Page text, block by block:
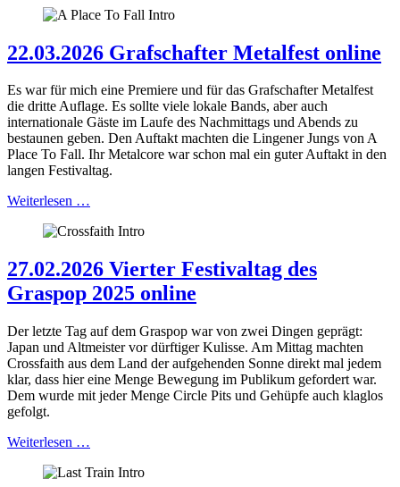
22.03.2026 Grafschafter Metalfest online
Es war für mich eine Premiere und für das Grafschafter Metalfest
die dritte Auflage. Es sollte viele lokale Bands, aber auch
internationale Gäste im Laufe des Nachmittags und Abends zu
bestaunen geben. Den Auftakt machten die Lingener Jungs von A
Place To Fall. Ihr Metalcore war schon mal ein guter Auftakt in den
langen Festivaltag.
Weiterlesen …
27.02.2026 Vierter Festivaltag des
Graspop 2025 online
Der letzte Tag auf dem Graspop war von zwei Dingen geprägt:
Japan und Altmeister vor dürftiger Kulisse. Am Mittag machten
Crossfaith aus dem Land der aufgehenden Sonne direkt mal jedem
klar, dass hier eine Menge Bewegung im Publikum gefordert war.
Dem wurde mit jeder Menge Circle Pits und Gehüpfe auch klaglos
gefolgt.
Weiterlesen …